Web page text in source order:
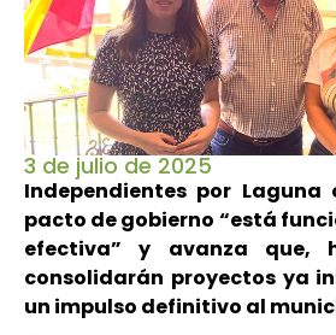
3 de julio de 2025
Independientes por Laguna
pacto de gobierno “está
efectiva” y avanza que,
consolidarán proyectos ya
un impulso definitivo al